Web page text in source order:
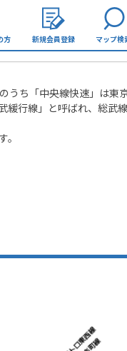
方 新規会員登録 マップ検
うち「中央線快速」は東
緩行線」と呼ばれ、総武
。